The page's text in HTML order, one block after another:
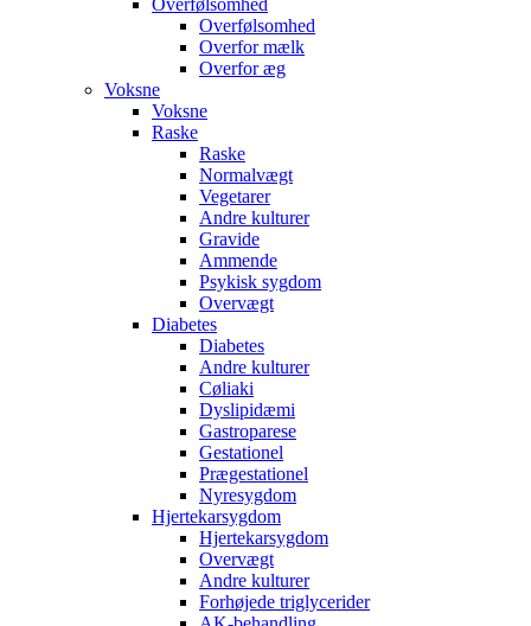
Overfølsomhed
Overfølsomhed
Overfor mælk
Overfor æg
Voksne
Voksne
Raske
Raske
Normalvægt
Vegetarer
Andre kulturer
Gravide
Ammende
Psykisk sygdom
Overvægt
Diabetes
Diabetes
Andre kulturer
Cøliaki
Dyslipidæmi
Gastroparese
Gestationel
Prægestationel
Nyresygdom
Hjertekarsygdom
Hjertekarsygdom
Overvægt
Andre kulturer
Forhøjede triglycerider